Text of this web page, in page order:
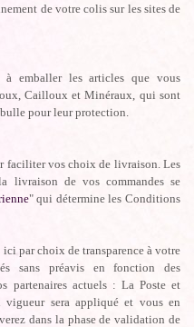
de votre colis sur les sites de
emballer les articles que vous
Cailloux et Minéraux, qui sont
pour leur protection.
faciliter vos choix de livraison. Les
livraison de vos commandes se
" qui détermine les Conditions
par choix de transparence à votre
sans préavis en fonction des
partenaires actuels : La Poste et
sera appliqué et vous en
dans la phase de validation de